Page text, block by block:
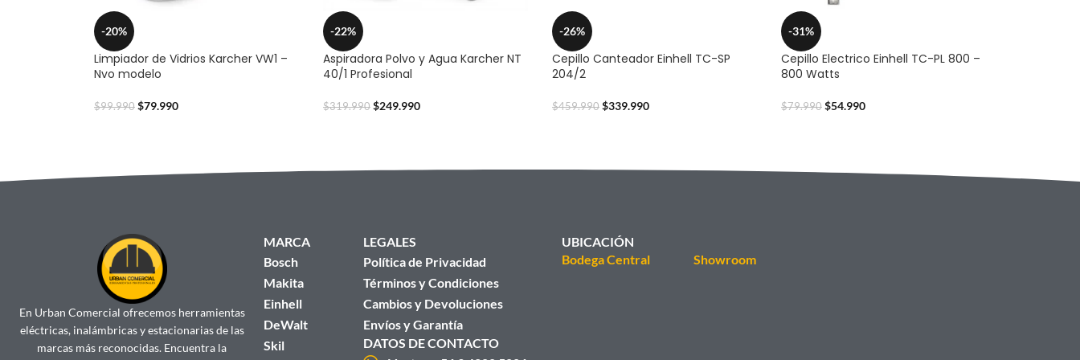
-20%
Limpiador de Vidrios Karcher VW1 –
Nvo modelo
$99.990 $79.990
-22%
Aspiradora Polvo y Agua Karcher NT
40/1 Profesional
$319.990 $249.990
-26%
Cepillo Canteador Einhell TC-SP
204/2
$459.990 $339.990
-31%
Cepillo Electrico Einhell TC-PL 800 –
800 Watts
$79.990 $54.990
En Urban Comercial ofrecemos herramientas
eléctricas, inalámbricas y estacionarias de las
marcas más reconocidas. Encuentra la
MARCA
Bosch
Makita
Einhell
DeWalt
Skil
LEGALES
Política de Privacidad
Términos y Condiciones
Cambios y Devoluciones
Envíos y Garantía
DATOS DE CONTACTO
UBICACIÓN
Bodega Central
Showroom